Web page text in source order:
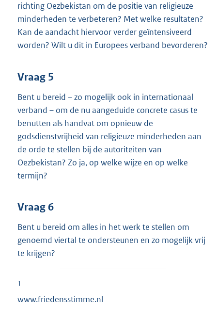
richting Oezbekistan om de positie van religieuze
minderheden te verbeteren? Met welke resultaten?
Kan de aandacht hiervoor verder geïntensiveerd
worden? Wilt u dit in Europees verband bevorderen?
Vraag 5
Bent u bereid – zo mogelijk ook in internationaal
verband – om de nu aangeduide concrete casus te
benutten als handvat om opnieuw de
godsdienstvrijheid van religieuze minderheden aan
de orde te stellen bij de autoriteiten van
Oezbekistan? Zo ja, op welke wijze en op welke
termijn?
Vraag 6
Bent u bereid om alles in het werk te stellen om
genoemd viertal te ondersteunen en zo mogelijk vrij
te krijgen?
1
www.friedensstimme.nl